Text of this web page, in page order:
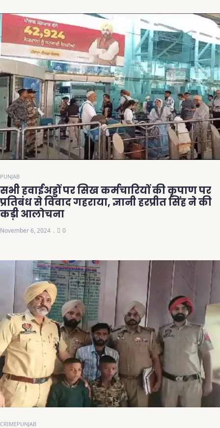
PUNJAB
सभी हवाईअड्डों पर सिख कर्मचारियों की कृपाण पर
प्रतिबंध से विवाद गहराया, ज्ञानी हरप्रीत सिंह ने की
कड़ी आलोचना
November 6, 2024 0
CRIMEPUNJAB